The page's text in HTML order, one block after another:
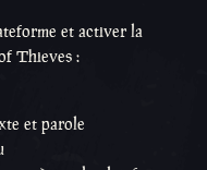
et activer la
Thieves :
et parole